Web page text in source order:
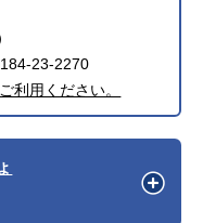
23-2270
利用ください。